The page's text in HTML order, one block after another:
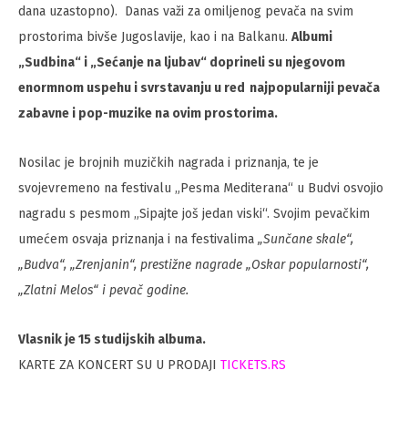
dana uzastopno). Danas važi za omiljenog pevača na svim
prostorima bivše Jugoslavije, kao i na Balkanu. Albumi
„Sudbina“ i „Sećanje na ljubav“ doprineli su njegovom
enormnom uspehu i svrstavanju u red najpopularniji pevača
zabavne i pop-muzike na ovim prostorima.
Nosilac je brojnih muzičkih nagrada i priznanja, te je
svojevremeno na festivalu „Pesma Mediterana“ u Budvi osvojio
nagradu s pesmom „Sipajte još jedan viski“. Svojim pevačkim
umećem osvaja priznanja i na festivalima „Sunčane skale“,
„Budva“, „Zrenjanin“, prestižne nagrade „Oskar popularnosti“,
„Zlatni Melos“ i pevač godine.
Vlasnik je 15 studijskih albuma.
KARTE ZA KONCERT SU U PRODAJI TICKETS.RS